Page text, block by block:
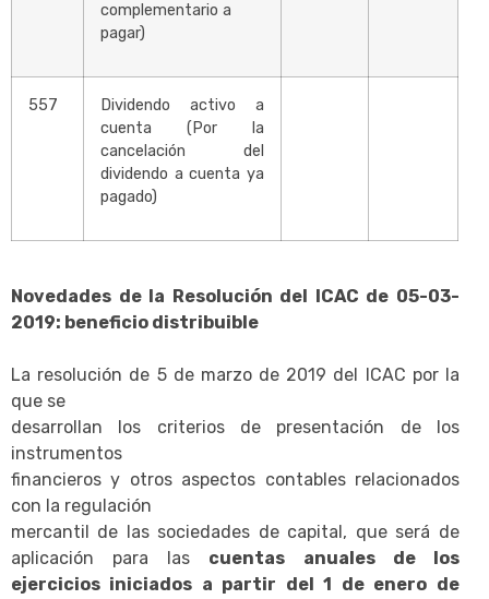
complementario a
pagar)
557
Dividendo activo a
cuenta (Por la
cancelación del
dividendo a cuenta ya
pagado)
Novedades de la Resolución del ICAC de 05-03-
2019: beneficio distribuible
La resolución de 5 de marzo de 2019 del ICAC por la
que se
desarrollan los criterios de presentación de los
instrumentos
financieros y otros aspectos contables relacionados
con la regulación
mercantil de las sociedades de capital, que será de
aplicación para las cuentas anuales de los
ejercicios iniciados a partir del 1 de enero de